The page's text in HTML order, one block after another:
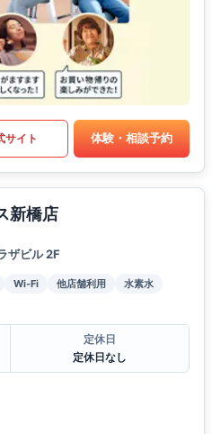
サイト 体験・相談予約
新橋店
ザビル 2F
Wi-Fi 他店舗利用
水素水
定休日
定休日なし